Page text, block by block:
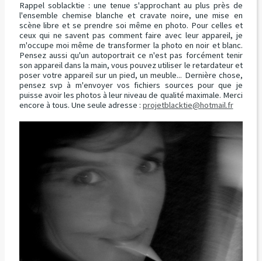
Rappel soblacktie : une tenue s'approchant au plus près de
l'ensemble chemise blanche et cravate noire, une mise en
scène libre et se prendre soi même en photo. Pour celles et
ceux qui ne savent pas comment faire avec leur appareil, je
m'occupe moi même de transformer la photo en noir et blanc.
Pensez aussi qu'un autoportrait ce n'est pas forcément tenir
son appareil dans la main, vous pouvez utiliser le retardateur et
poser votre appareil sur un pied, un meuble... Dernière chose,
pensez svp à m'envoyer vos fichiers sources pour que je
puisse avoir les photos à leur niveau de qualité maximale. Merci
encore à tous. Une seule adresse : projetblacktie@hotmail.fr